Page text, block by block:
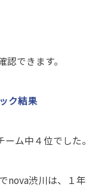
できます。
ク結果
ム中４位でした。
nova渋川は、１年